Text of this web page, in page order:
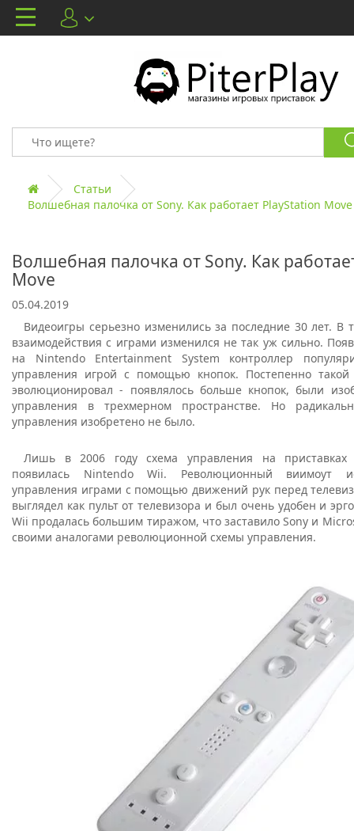
Статьи
Волшебная палочка от Sony. Как работает PlayStation Move
Волшебная палочка от Sony. Как
Move
05.04.2019
Видеоигры серьезно изменились за последние 30 лет. В
взаимодействия с играми изменился не так уж сильно.
на Nintendo Entertainment System контроллер
управления игрой с помощью кнопок. Постепенно такой
эволюционировал - появлялось больше кнопок, были
управления в трехмерном пространстве. Но
управления изобретено не было.
Лишь в 2006 году схема управления на
появилась Nintendo Wii. Революционный виимоут
управления играми с помощью движений рук перед
выглядел как пульт от телевизора и был очень удобен и
Wii продалась большим тиражом, что заставило Sony и
своими аналогами революционной схемы управления.